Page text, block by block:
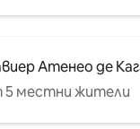
Атенео де
5 местни жители